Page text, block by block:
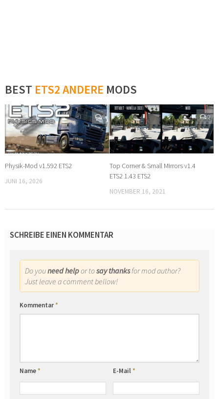
BEST ETS2 ANDERE MODS
0
Physik-Mod v1.592 ETS2
JUNI 16, 2026
0
Top Corner & Small Mirrors v1.4
ETS2 1.43 ETS2
NOVEMBER 16, 2021
SCHREIBE EINEN KOMMENTAR
Do youneed helpor tosay thanksfor mod author?
Just leave a comment bellow!
Kommentar*
Name* E-Mail*